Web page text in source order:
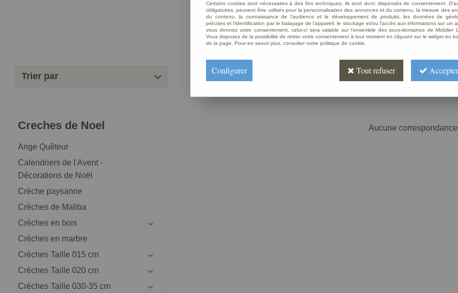
Crèches en porcelaine
Trier par
Creches de Noel
Ange Quêteur
Calendriers de l'Avent -
Décorations de Noël
Crèche paysanne
Crèches de Maliba
Crèches en bois
Crèches en marbre
Crèches Taille 015 cm
Crèches Taille 020 cm
Crèches Taille 030-35 cm
Aucune
Certains cookies sont nécessaires à des fins techniques, ils sont donc dispensés de consentement.
obligatoires, peuvent être utilisés pour la personnalisation des annonces et du contenu, la mesure des
du contenu, la connaissance de l'audience et le développement de produits, les données de
précises et l'identification par le balayage de l'appareil, le stockage et/ou l'accès aux informations sur un
vous donnez votre consentement, celui-ci sera valable sur l’ensemble des sous-domaines de Mobilier
Vous disposez de la possibilité de retirer votre consentement à tout moment en cliquant sur le widget en
de la page. Pour en savoir plus, consulter notre politique de cookie.
Configurer Tout refuser